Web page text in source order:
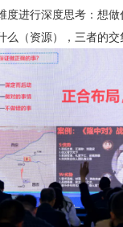
度进行深度思考：想
（资源），三者的交